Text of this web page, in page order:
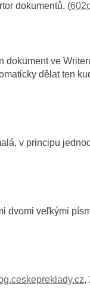
dokumentů. (
dokument ve
dělat ten
v principu
veľkými
,